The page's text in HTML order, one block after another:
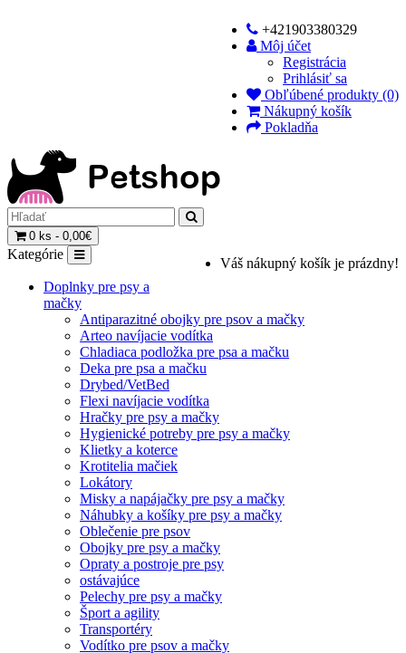
+421903380329
Môj účet
Registrácia
Prihlásiť sa
Obľúbené produkty (0)
Nákupný košík
Pokladňa
0 ks - 0,00€
Váš nákupný košík je prázdny!
Kategórie
Doplnky pre psy a
mačky
Antiparazitné obojky pre psov a mačky
Arteo navíjacie vodítka
Chladiaca podložka pre psa a mačku
Deka pre psa a mačku
Drybed/VetBed
Flexi navíjacie vodítka
Hračky pre psy a mačky
Hygienické potreby pre psy a mačky
Klietky a koterce
Krotitelia mačiek
Lokátory
Misky a napájačky pre psy a mačky
Náhubky a košíky pre psy a mačky
Oblečenie pre psov
Obojky pre psy a mačky
Opraty a postroje pre psy
ostávajúce
Pelechy pre psy a mačky
Šport a agility
Transportéry
Vodítko pre psov a mačky